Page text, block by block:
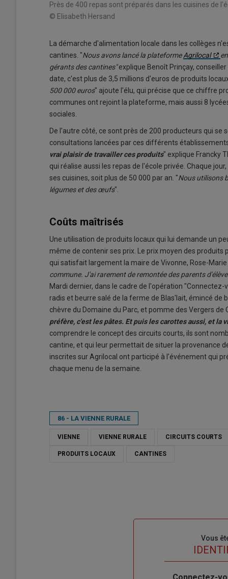
Près de 400 repas sont préparés dans les cuisines de
© Elisabeth Hersand
La démarche d'alimentation locale dans les collèges
cantines. "Nous avons lancé la plateformeAgrilocal
gérants des cantines"explique Benoît Prinçay,
date, c'est plus de 3,5 millions d'euros de produits
500 000 euros" ajoute l'élu, qui précise que ce chiffre
communes ont rejoint la plateforme, mais aussi 8
sociales.
De l'autre côté, ce sont près de 200 producteurs qui
consultations lancées par ces différents
vrai plaisir de travailler ces produits" explique Francky
qui réalise aussi les repas de l'école privée. Chaque
ses cuisines, soit plus de 50 000 par an. "Nous utilisons
légumes et des œufs".
Coûts maîtrisés
Une utilisation de produits locaux qui lui demande un
même de contenir ses prix. Le prix moyen des
qui satisfait largement la maire de Vivonne, Rose-Marie
commune. J'ai rarement de remontée des parents
Mardi dernier, dans le cadre de l'opération
radis et beurre salé de la ferme de Blas'lait, émincé
chèvre du Domaine du Parc, et pomme des Vergers de
préfère, c'est les pâtes. Et puis les carottes aussi, et la
comprendre le concept des circuits courts, ils sont
cantine, et qui leur permettait de situer la provenance
inscrites sur Agrilocal ont participé à l'événement qui
chaque menu de la semaine.
86 - LA VIENNE RURALE
VIENNE VIENNE RURALE CIRCUITS COURTS
PRODUITS LOCAUX CANTINES
Vous
Body
Connectez-